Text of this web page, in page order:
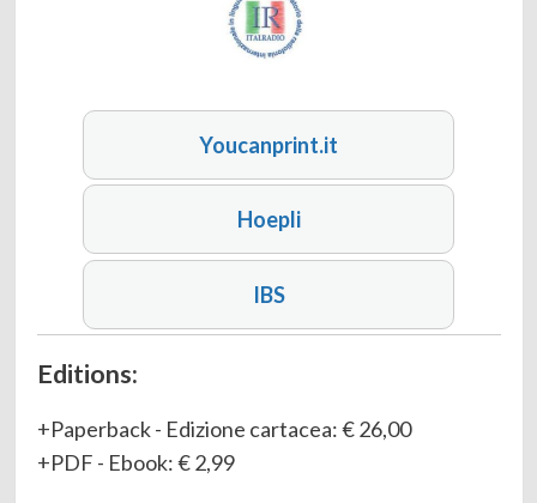
Youcanprint.it
Hoepli
IBS
Editions:
Paperback- Edizione cartacea:€ 26,00
PDF - Ebook:€ 2,99